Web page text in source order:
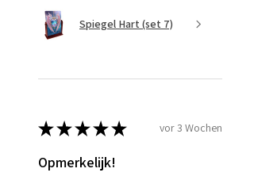
Spiegel Hart (set 7)
★★★★★ vor 3 Wochen
Opmerkelijk!